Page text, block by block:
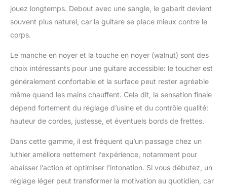
jouez longtemps. Debout avec une sangle, le gabarit devient
souvent plus naturel, car la guitare se place mieux contre le
corps.
Le manche en noyer et la touche en noyer (walnut) sont des
choix intéressants pour une guitare accessible: le toucher est
généralement confortable et la surface peut rester agréable
même quand les mains chauffent. Cela dit, la sensation finale
dépend fortement du réglage d’usine et du contrôle qualité:
hauteur de cordes, justesse, et éventuels bords de frettes.
Dans cette gamme, il est fréquent qu’un passage chez un
luthier améliore nettement l’expérience, notamment pour
abaisser l’action et optimiser l’intonation. Si vous débutez, un
réglage léger peut transformer la motivation au quotidien, car